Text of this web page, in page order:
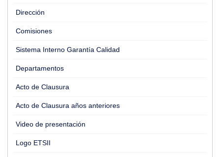
Dirección
Comisiones
Sistema Interno Garantía Calidad
Departamentos
Acto de Clausura
Acto de Clausura años anteriores
Video de presentación
Logo ETSII